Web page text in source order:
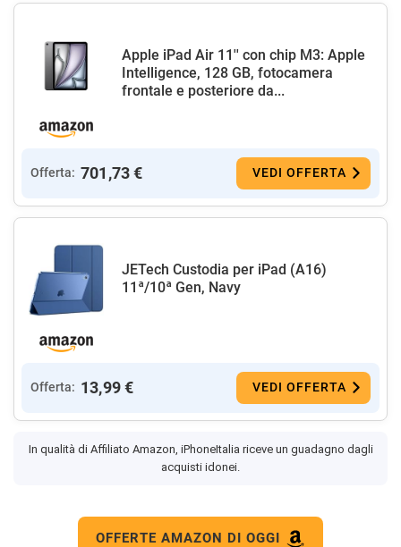
Apple iPad Air 11'' con chip M3: Apple
Intelligence, 128 GB, fotocamera
frontale e posteriore da...
Offerta: 701,73 € VEDI OFFERTA
JETech Custodia per iPad (A16)
11ª/10ª Gen, Navy
Offerta: 13,99 € VEDI OFFERTA
In qualità di Affiliato Amazon, iPhoneItalia riceve un guadagno dagli
acquisti idonei.
OFFERTE AMAZON DI OGGI